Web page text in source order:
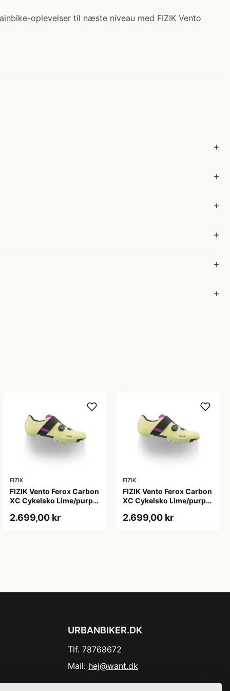
oplevelser til næste niveau med FIZIK Vento
FIZIK
FIZIK Vento Ferox Carbon
XC Cykelsko Lime/purple
2.699,00 kr
FIZIK
FIZIK Vento Ferox Carbon
XC Cykelsko Lime/purple
2.699,00 kr
URBANBIKER.DK
Tlf. 78768672
Mail: hej@want.dk